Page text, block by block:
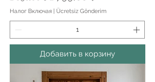
Налог Включая | Ücretsiz Gönderim
Добавить в корзину